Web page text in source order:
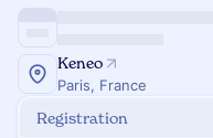
Keneo
Paris, France
Registration